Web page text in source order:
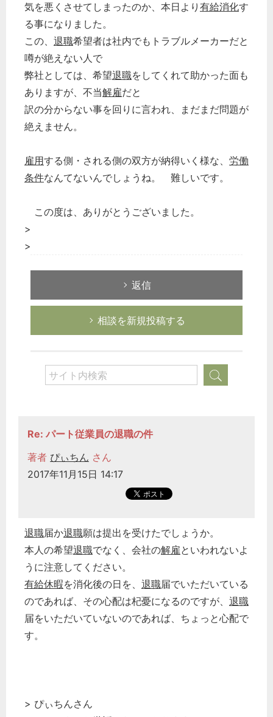
気を悪くさせてしまったのか、本日より 有給消化す
る事になりました。
この、 退職希望者は社内でもトラブルメーカーだと
噂が絶えない人で
弊社としては、希望退職をしてくれて助かった面も
ありますが、不当解雇だと
訳の分からない事を回りに言われ、まだまだ問題が
絶えません。
雇用する側・される側の双方が納得いく様な、 労働
条件なんてないんでしょうね。 難しいです。
この度は、ありがとうございました。
>
>
返信
相談を新規投稿する
Re: パート従業員の退職の件
著者 ぴぃちん さん
2017年11月15日 14:17
退職届か退職願は提出を受けたでしょうか。
本人の希望退職でなく、会社の解雇といわれないよ
うに注意してください。
有給休暇を消化後の日を、 退職届でいただいている
のであれば、その心配は杞憂になるのですが、 退職
届をいただいていないのであれば、ちょっと心配で
す。
> ぴぃちんさん